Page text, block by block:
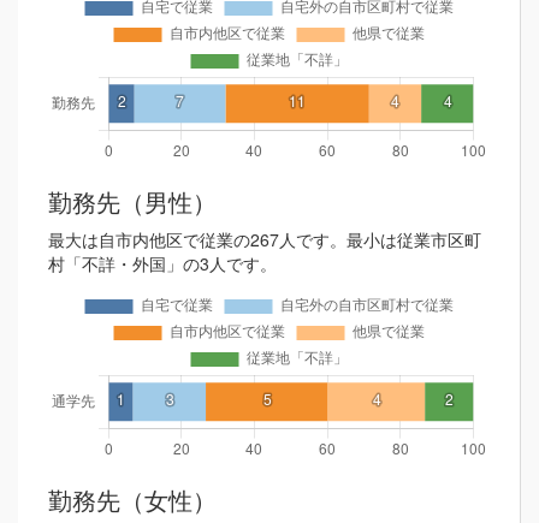
勤務先（男性）
最大は自市内他区で従業の267人です。最小は従業市区町
村「不詳・外国」の3人です。
勤務先（女性）